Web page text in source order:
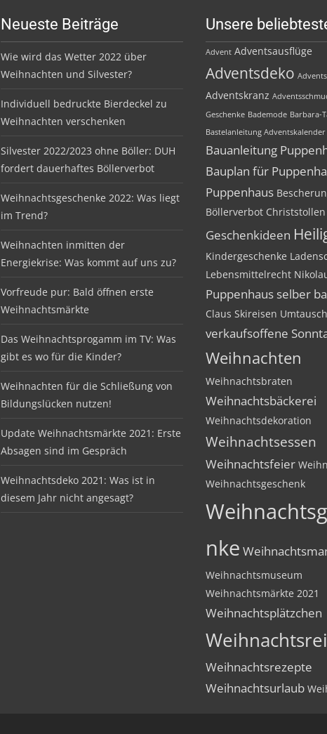
Neueste Beiträge
Wie wird das Wetter 2022 über
Weihnachten und Silvester?
Individuell bedruckte Bierdeckel zu
Weihnachten verschenken
Silvester 2022/2023 ohne Böller: DUH
fordert dauerhaftes Böllerverbot
Weihnachtsgeschenke 2022: Was liegt
im Trend?
Weihnachten inmitten der
Energiekrise: Was kommt auf uns zu?
Vorfreude pur: Bald öffnen erste
Weihnachtsmärkte
Das Weihnachtsprogamm im TV: Was
gibt es wo für die Kinder?
Weihnachten für die Schließung von
Bildungslücken nutzen!
Update Weihnachtsmärkte 2021: Erste
Absagen sind im Gespräch
Weihnachtsdeko 2021: Was ist in
diesem Jahr nicht angesagt?
Unsere
Advent Adventsausflüge
Adventsdeko
Adventskranz
Geschenke Bademode Barbara-
Bastelanleitung Adventskalender
Bauanleitung
Bauplan für
Puppenhaus
Böllerverbot Christstollen
Geschenkideen
Kindergeschenke
Lebensmittelrecht
Puppenhaus selber
Claus Skireisen
verkaufsoffene
Weihnachten
Weihnachtsbraten
Weihnachtsbäckerei
Weihnachtsdekoration
Weihnachtsessen
Weihnachtsfeier
Weihnachtsgeschenk
nke
Weihnachtsmuseum
Weihnachtsmärkte 2021
Weihnachtsplätzchen
Weihnachtsrezepte
Weihnachtsurlaub